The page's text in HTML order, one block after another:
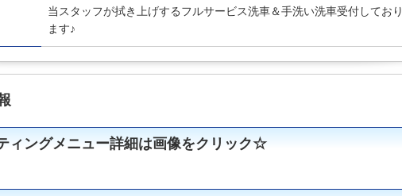
当スタッフが拭き上げするフルサービス洗車＆手洗い洗車受付しており
ます♪
ィングメニュー詳細は画像をクリック☆